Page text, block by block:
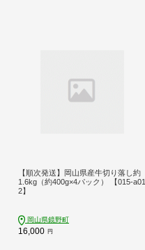
【順次発送】岡山県産牛切り落し約
1.6kg（約400g×4パック） 【015-a01
2】
岡山県鏡野町
16,000 円